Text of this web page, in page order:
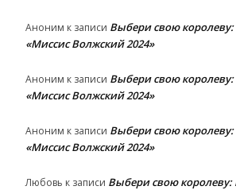
Аноним к записи Выбери свою королеву:
«Миссис Волжский 2024»
Аноним к записи Выбери свою королеву:
«Миссис Волжский 2024»
Аноним к записи Выбери свою королеву:
«Миссис Волжский 2024»
Любовь к записи Выбери свою королеву: